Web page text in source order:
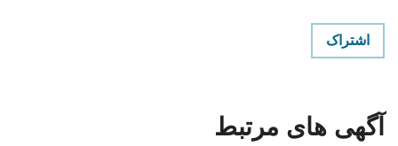
اشتراک
آگهی های مرتبط